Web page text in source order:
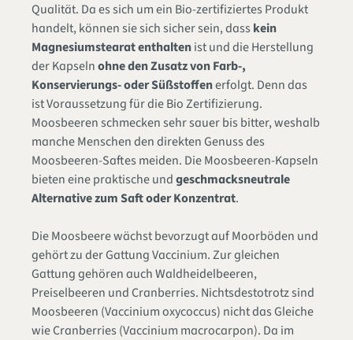
Qualität. Da es sich um ein Bio-zertifiziertes Produkt
handelt, können sie sich sicher sein, dass kein
Magnesiumstearat enthaltenist und die Herstellung
der Kapselnohne den Zusatz von Farb-,
Konservierungs- oder Süßstoffenerfolgt. Denn das
ist Voraussetzung für die Bio Zertifizierung.
Moosbeeren schmecken sehr sauer bis bitter, weshalb
manche Menschen den direkten Genuss des
Moosbeeren-Saftes meiden. Die Moosbeeren-Kapseln
bieten eine praktische undgeschmacksneutrale
Alternative zum Saft oder Konzentrat.
Die Moosbeere wächst bevorzugt auf Moorböden und
gehört zu der Gattung Vaccinium. Zur gleichen
Gattung gehören auch Waldheidelbeeren,
Preiselbeeren und Cranberries. Nichtsdestotrotz sind
Moosbeeren (Vaccinium oxycoccus) nicht das Gleiche
wie Cranberries (Vaccinium macrocarpon). Da im